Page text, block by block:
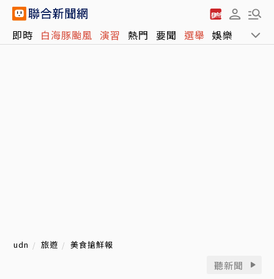
即時 白海豚颱風 演習 熱門 要聞 選舉 娛樂 運動
udn 旅遊 美食搶鮮報
聽新聞